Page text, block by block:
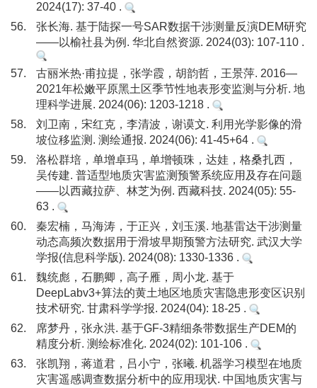
2024(17): 37-40 .
56.
张长海. 基于陆探一号SAR数据干涉测量反演DEM研究
——以榆社县为例. 华北自然资源. 2024(03): 107-110 .
57.
古丽米热·甫拉提，张学霞，胡韵哲，王景萍. 2016—
2021年松嫩平原黑土区季节性地表形变监测与分析. 地
理科学进展. 2024(06): 1203-1218 .
58.
刘卫南，宋红克，李清波，谢谟文. 利用光学影像的滑
坡位移监测. 测绘通报. 2024(06): 41-45+64 .
59.
洛松群培，单增卓玛，单增顿珠，达娃，格桑扎西，
吴传建. 普适型地质灾害监测预警系统应用及存在问题
——以西藏拉萨、林芝为例. 西藏科技. 2024(05): 55-
63 .
60.
秦宏楠，马海涛，于正兴，刘玉溪. 地基雷达干涉测量
动态高频次数据用于滑坡早期预警方法研究. 武汉大学
学报(信息科学版). 2024(08): 1330-1336 .
61.
魏统彪，石鹏卿，高子雁，周小龙. 基于
DeepLabv3+算法的黄土地区地质灾害隐患形变区识别
技术研究. 甘肃科学学报. 2024(04): 18-25 .
62.
席梦丹，张永洪. 基于GF-3精细条带数据生产DEM的
精度分析. 测绘标准化. 2024(02): 101-106 .
63.
张凯翔，蒋道君，吕小宁，张曦. 机器学习模型在地质
灾害遥感调查数据分析中的应用现状. 中国地质灾害与